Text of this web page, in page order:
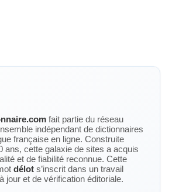
fait partie du réseau
indépendant de dictionnaires
française en ligne. Construite
ans, cette galaxie de sites a acquis
et de fiabilité reconnue. Cette
délot s’inscrit dans un travail
jour et de vérification éditoriale.